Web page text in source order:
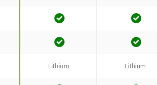
Lithium Lithium